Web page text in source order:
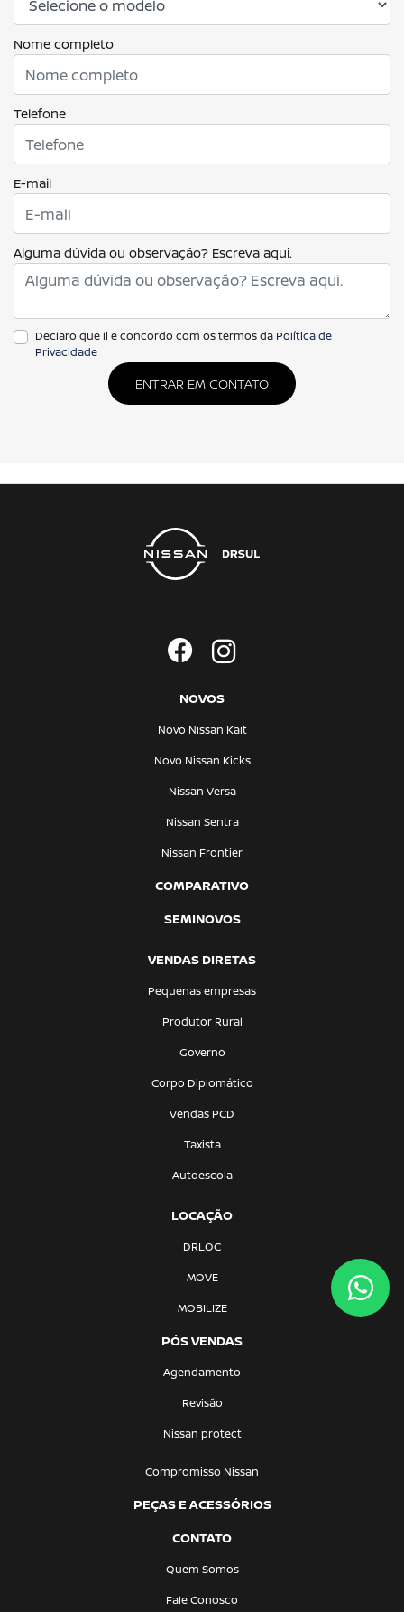
Nome completo
Telefone
E-mail
Alguma dúvida ou observação? Escreva aqui.
Declaro que li e concordo com os termos da Política de
Privacidade
ENTRAR EM CONTATO
NOVOS
Novo Nissan Kait
Novo Nissan Kicks
Nissan Versa
Nissan Sentra
Nissan Frontier
COMPARATIVO
SEMINOVOS
VENDAS DIRETAS
Pequenas empresas
Produtor Rural
Governo
Corpo Diplomático
Vendas PCD
Taxista
Autoescola
LOCAÇÃO
DRLOC
MOVE
MOBILIZE
PÓS VENDAS
Agendamento
Revisão
Nissan protect
Compromisso Nissan
PEÇAS E ACESSÓRIOS
CONTATO
Quem Somos
Fale Conosco